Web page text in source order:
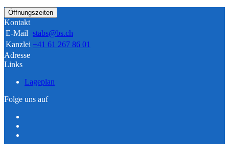
Öffnungszeiten
Kontakt
E-Mail stabs@bs.ch
Kanzlei +41 61 267 86 01
Adresse
Links
Lageplan
Folge uns auf